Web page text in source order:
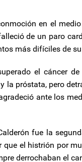
en el
de un paro
más difíciles de
el cáncer
la próstata, pero
ante los
fue la
que el histrión por
derrochaban el